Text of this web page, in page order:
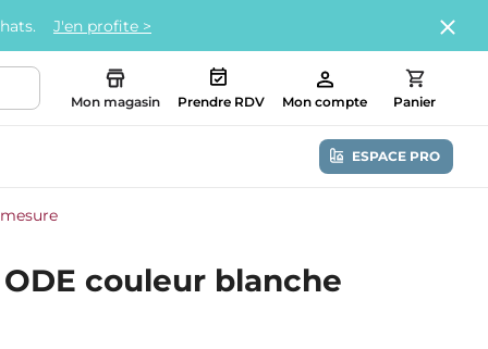
J'en profite >
Mon magasin Prendre RDV Mon compte Panier
ESPACE PRO
couleur blanche